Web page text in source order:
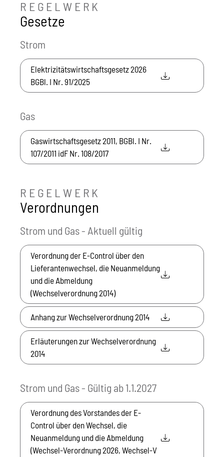
REGELWERK
Gesetze
Strom
Elektrizitätswirtschaftsgesetz 2026
BGBl. I Nr. 91/2025
Gas
Gaswirtschaftsgesetz 2011, BGBl. I Nr.
107/2011 idF Nr. 108/2017
REGELWERK
Verordnungen
Strom und Gas - Aktuell gültig
Verordnung der E-Control über den
Lieferantenwechsel, die Neuanmeldung
und die Abmeldung
(Wechselverordnung 2014)
Anhang zur Wechselverordnung 2014
Erläuterungen zur Wechselverordnung
2014
Strom und Gas - Gültig ab 1.1.2027
Verordnung des Vorstandes der E-
Control über den Wechsel, die
Neuanmeldung und die Abmeldung
(Wechsel-Verordnung 2026, Wechsel-V